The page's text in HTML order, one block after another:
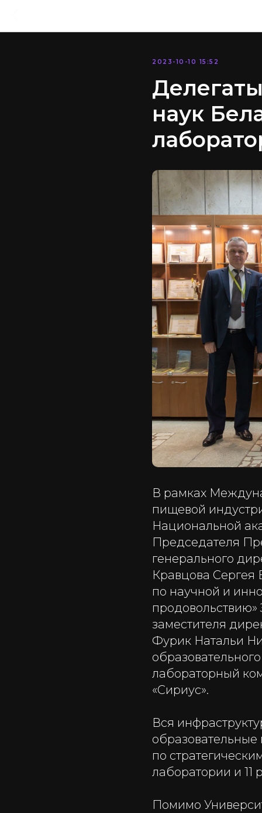
2023-10-10 15:52
наук
В рамках
пищевой
Национальной
Председателя
генерального
Кравцова Сергея
по научной и
заместителя
Фурик Натальи
лабораторный
«Сириус».
Вся
по
лаборатории и 11
Помимо